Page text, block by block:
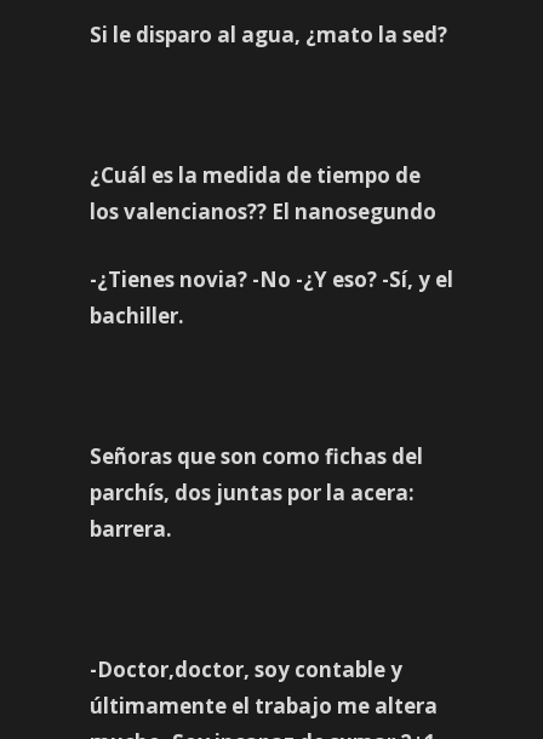
Si le disparo al agua, ¿mato la sed?
¿Cuál es la medida de tiempo de
los valencianos?? El nanosegundo
-¿Tienes novia? -No -¿Y eso? -Sí, y el
bachiller.
Señoras que son como fichas del
parchís, dos juntas por la acera:
barrera.
-Doctor,doctor, soy contable y
últimamente el trabajo me altera